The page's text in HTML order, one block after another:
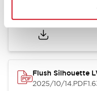
Flush Silhouette
2025/09/19.PDF
Flush Silhouette
2025/10/14.PDF